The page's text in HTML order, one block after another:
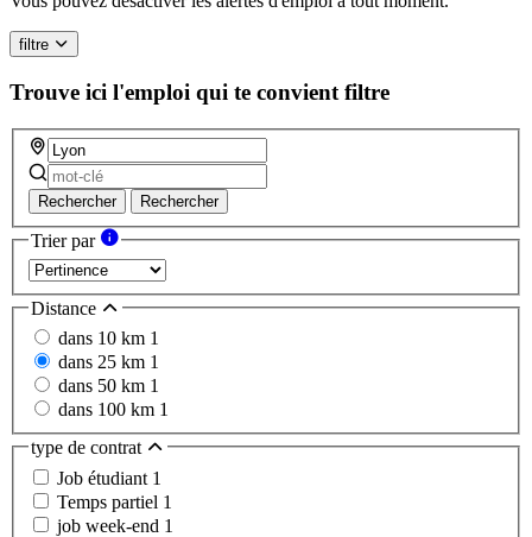
filtre
Trouve ici l'emploi qui te convient filtre
Rechercher Rechercher
Trier par
Distance
dans 10 km 1
dans 25 km 1
dans 50 km 1
dans 100 km 1
type de contrat
Job étudiant 1
Temps partiel 1
job week-end 1